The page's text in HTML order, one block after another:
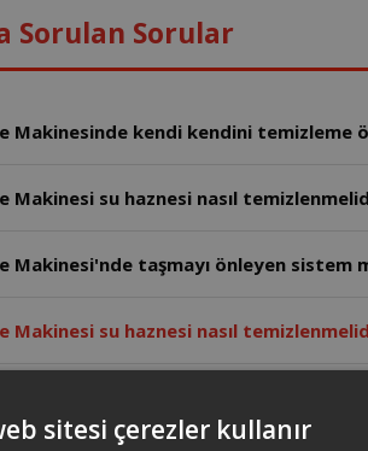
Sorulan Sorular
Makinesinde kendi kendini temizleme
Makinesi su haznesi nasıl
Makinesi'nde taşmayı önleyen sistem
Makinesi su haznesi nasıl
kapatıp fişe çekin.Su haznesini
sitesi çerezler kullanır